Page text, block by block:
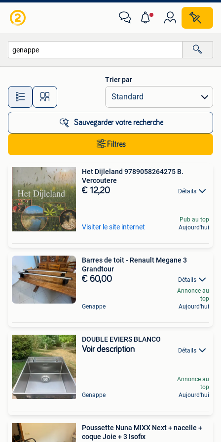
Toutes les distances…
Trier par
Sauvegarder votre recherche
Filtres
Het Dijleland 9789058264275 B.
Vercoutere
€ 12,20 Détails
Visiter le site internet
Pub au top
Aujourd'hui
Barres de toit - Renault Megane 3
Grandtour
€ 60,00 Détails
Genappe
Annonce au
top
Aujourd'hui
DOUBLE EVIERS BLANCO
Voir description Détails
Genappe
Annonce au
top
Aujourd'hui
Poussette Nuna MIXX Next + nacelle +
coque Joie + 3 Isofix